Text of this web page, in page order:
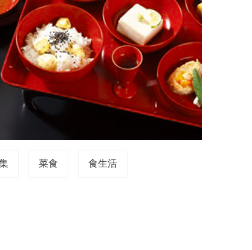
菜食 食生活